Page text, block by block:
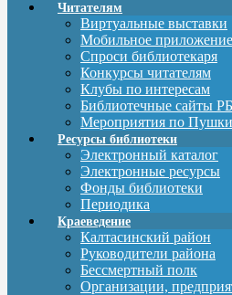
Читателям
Виртуальные выставки
Мобильное
Спроси библиотекаря
Конкурсы читателям
Клубы по интересам
Библиотечные сайты РБ
Мероприятия по
Ресурсы библиотеки
Электронный каталог
Электронные ресурсы
Фонды библиотеки
Периодика
Краеведение
Калтасинский район
Руководители района
Бессмертный полк
Организации,